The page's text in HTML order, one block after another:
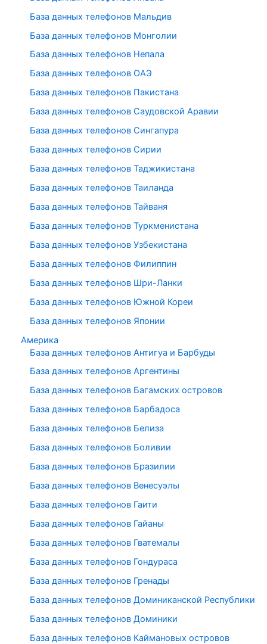
База данных телефонов Мальдив
База данных телефонов Монголии
База данных телефонов Непала
База данных телефонов ОАЭ
База данных телефонов Пакистана
База данных телефонов Саудовской Аравии
База данных телефонов Сингапура
База данных телефонов Сирии
База данных телефонов Таджикистана
База данных телефонов Таиланда
База данных телефонов Тайваня
База данных телефонов Туркменистана
База данных телефонов Узбекистана
База данных телефонов Филиппин
База данных телефонов Шри-Ланки
База данных телефонов Южной Кореи
База данных телефонов Японии
Америка
База данных телефонов Антигуа и Барбуды
База данных телефонов Аргентины
База данных телефонов Багамских островов
База данных телефонов Барбадоса
База данных телефонов Белиза
База данных телефонов Боливии
База данных телефонов Бразилии
База данных телефонов Венесуэлы
База данных телефонов Гаити
База данных телефонов Гайаны
База данных телефонов Гватемалы
База данных телефонов Гондураса
База данных телефонов Гренады
База данных телефонов Доминиканской Республики
База данных телефонов Доминики
База данных телефонов Каймановых островов